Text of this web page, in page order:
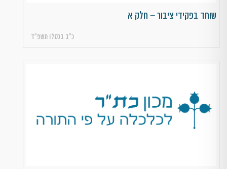
שוחד בפקידי ציבור – חלק א
כ״ב בכסלו תשפ״ד